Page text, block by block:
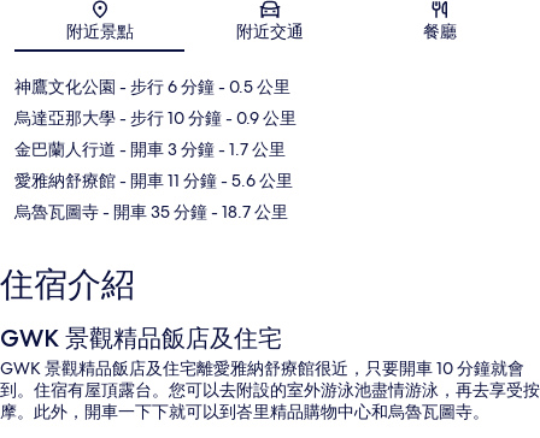
附近景點 附近交通 餐廳
神鷹文化公園 - 步行 6 分鐘- 0.5 公里
烏達亞那大學- 步行 10 分鐘- 0.9 公里
金巴蘭人行道 - 開車 3 分鐘- 1.7 公里
愛雅納舒療館- 開車 11 分鐘- 5.6 公里
烏魯瓦圖寺- 開車 35 分鐘- 18.7 公里
住宿介紹
GWK 景觀精品飯店及住宅
GWK 景觀精品飯店及住宅離愛雅納舒療館很近，只要開車 10 分鐘就會
到。住宿有屋頂露台。您可以去附設的室外游泳池盡情游泳，再去享受按
摩。此外，開車一下下就可以到峇里精品購物中心和烏魯瓦圖寺。